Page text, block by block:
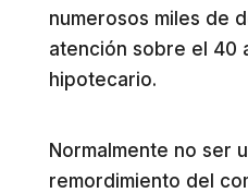
numerosos miles de
atención sobre el 40
hipotecario.
Normalmente no ser
remordimiento del